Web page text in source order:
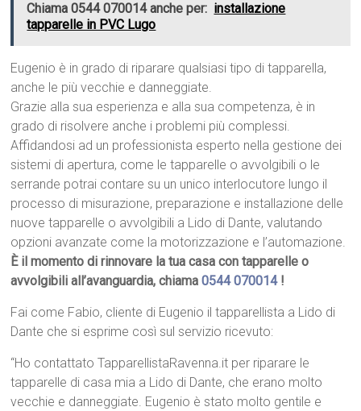
Chiama 0544 070014 anche per: installazione
tapparelle in PVC Lugo
Eugenio è in grado di riparare qualsiasi tipo di tapparella,
anche le più vecchie e danneggiate.
Grazie alla sua esperienza e alla sua competenza, è in
grado di risolvere anche i problemi più complessi.
Affidandosi ad un professionista esperto nella gestione dei
sistemi di apertura, come le tapparelle o avvolgibili o le
serrande potrai contare su un unico interlocutore lungo il
processo di misurazione, preparazione e installazione delle
nuove tapparelle o avvolgibili a Lido di Dante, valutando
opzioni avanzate come la motorizzazione e l’automazione.
È il momento di rinnovare la tua casa con tapparelle o
avvolgibili all’avanguardia, chiama0544 070014!
Fai come Fabio, cliente di Eugenio il tapparellista a Lido di
Dante che si esprime così sul servizio ricevuto:
“Ho contattato TapparellistaRavenna.it per riparare le
tapparelle di casa mia a Lido di Dante, che erano molto
vecchie e danneggiate. Eugenio è stato molto gentile e